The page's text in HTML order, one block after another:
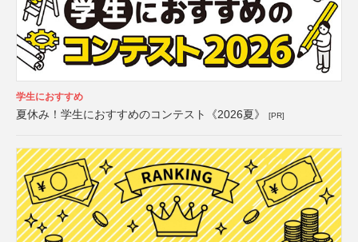
学生におすすめ
夏休み！学生におすすめのコンテスト《2026夏》 [PR]